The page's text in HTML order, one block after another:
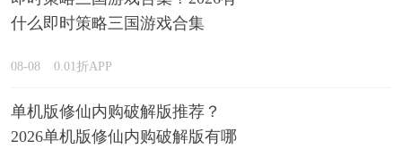
什么即时策略三国游戏合集
08-08 0.01折APP
单机版修仙内购破解版推荐？
2026单机版修仙内购破解版有哪